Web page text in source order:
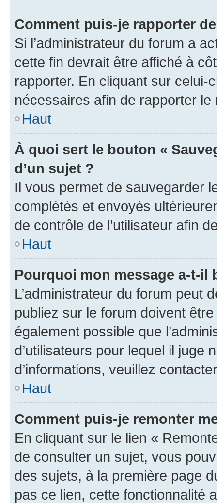
Comment puis-je rapporter
Si l’administrateur du forum a
cette fin devrait être affiché à
rapporter. En cliquant sur
nécessaires afin de rapporter le
Haut
À quoi sert le bouton «
d’un sujet ?
Il vous permet de sauvegarder
complétés et envoyés
de contrôle de l’utilisateur afin
Haut
Pourquoi mon message a-t-il
L’administrateur du forum peut
publiez sur le forum doivent
également possible que
d’utilisateurs pour lequel il juge
d’informations, veuillez
Haut
Comment puis-je remonter
En cliquant sur le lien «
de consulter un sujet, vous
des sujets, à la première page
pas ce lien, cette fonctionnalité